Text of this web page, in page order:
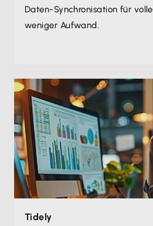
Daten-Synchronisation für
weniger Aufwand.
Tidely